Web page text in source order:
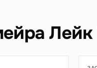
Лейк